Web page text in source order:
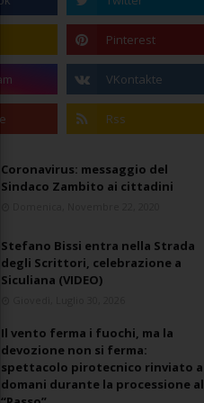
Coronavirus: messaggio del
Sindaco Zambito ai cittadini
Stefano Bissi entra nella Strada
degli Scrittori, celebrazione a
Siculiana (VIDEO)
Il vento ferma i fuochi, ma la
devozione non si ferma:
spettacolo pirotecnico rinviato a
domani durante la processione al